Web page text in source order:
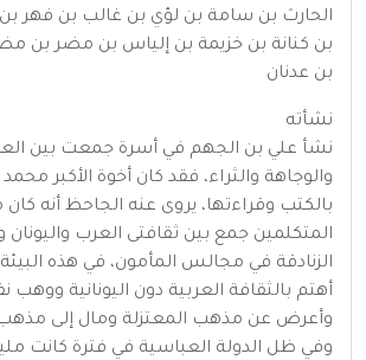
الحارث بن سامة بن لؤي بن غالب بن فهر
بن كنانة بن خزيمة بن إلياس بن مضر بن
بن عدنان
نشأته
نشأ علي بن الجهم في أسرة جمعت بين
والوجاهة والثراء، فقد كان أخوة الأكبر
بالكتب وقراءتها، يروى عنه الجاحظ أنه
المتكلمين جمع بين ثقافتى العرب واليونان
الزنادقة في مجالس المأمون، في هذه
أهتم بالثقافة العربية دون اليونانية
وأعرض عن مذهب المعتزلة ومال إلى
وفي ظل الدولة العباسية في فترة كانت